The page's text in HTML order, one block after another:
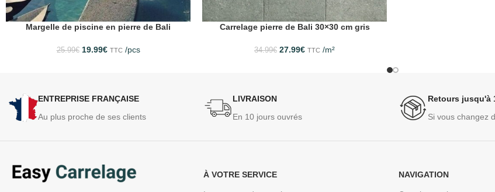
Margelle de piscine en pierre de Bali
25.99€ 19.99€ TTC /pcs
Carrelage pierre de Bali 30×30 cm gris
34.99€ 27.99€ TTC /m²
ENTREPRISE FRANÇAISE
Au plus proche de ses clients
LIVRAISON
En 10 jours ouvrés
Retours jusqu'à
Si vous changez
À VOTRE SERVICE NAVIGATION